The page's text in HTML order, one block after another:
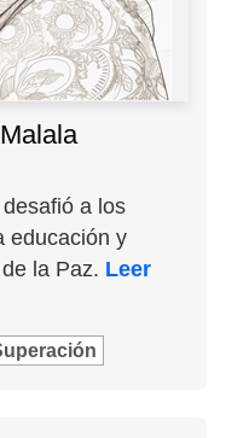
a los
educación y
la Paz. Leer